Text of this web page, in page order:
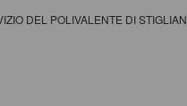
DEL POLIVALENTE DI